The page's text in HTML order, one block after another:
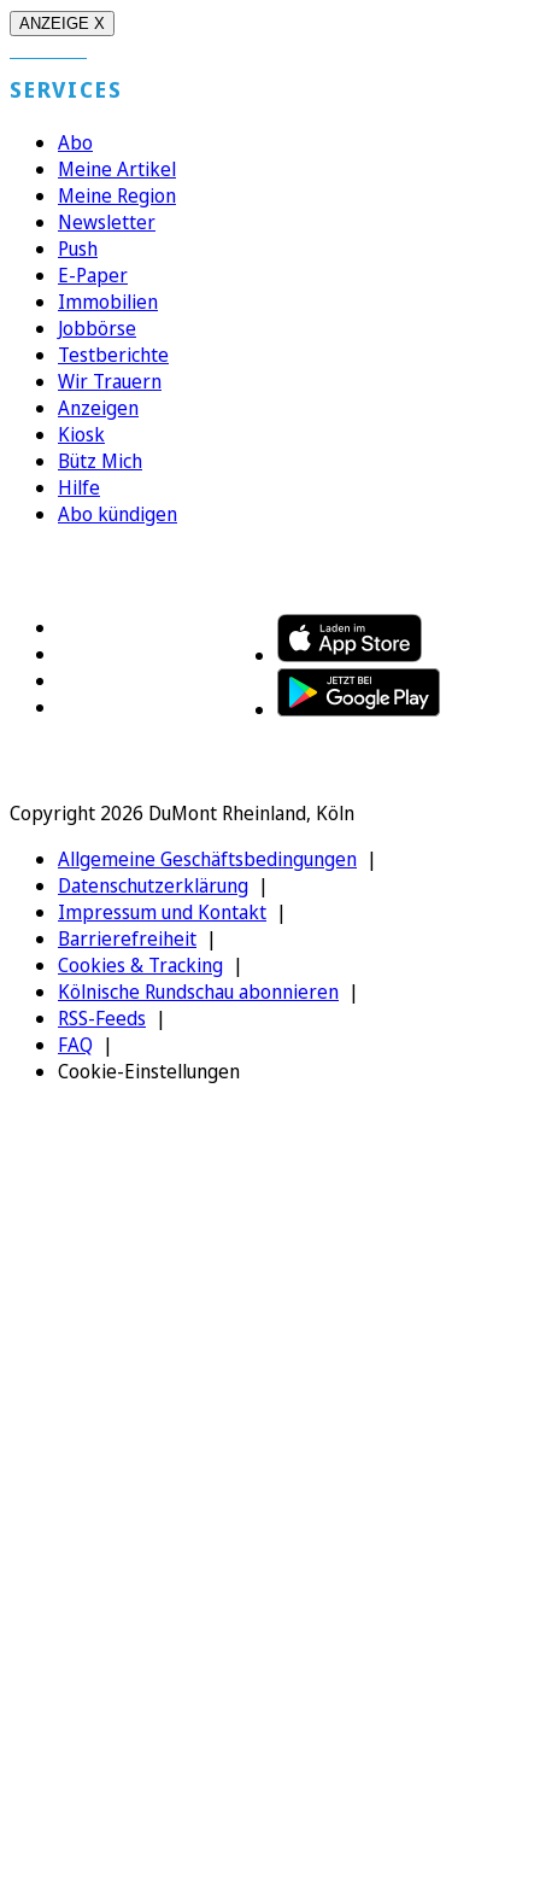
ANZEIGE X
SERVICES
Abo
Meine Artikel
Meine Region
Newsletter
Push
E-Paper
Immobilien
Jobbörse
Testberichte
Wir Trauern
Anzeigen
Kiosk
Bütz Mich
Hilfe
Abo kündigen
Copyright 2026 DuMont Rheinland, Köln
Allgemeine Geschäftsbedingungen
Datenschutzerklärung
Impressum und Kontakt
Barrierefreiheit
Cookies & Tracking
Kölnische Rundschau abonnieren
RSS-Feeds
FAQ
Cookie-Einstellungen